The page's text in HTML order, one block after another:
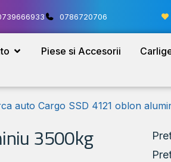
0786720706
Piese si Accesorii
auto Cargo SSD 4121 oblon
3500kg